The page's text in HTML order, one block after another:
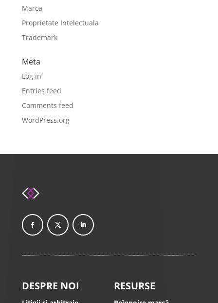
Marca
Proprietate Intelectuala
Trademark
Meta
Log in
Entries feed
Comments feed
WordPress.org
DESPRE NOI RESURSE